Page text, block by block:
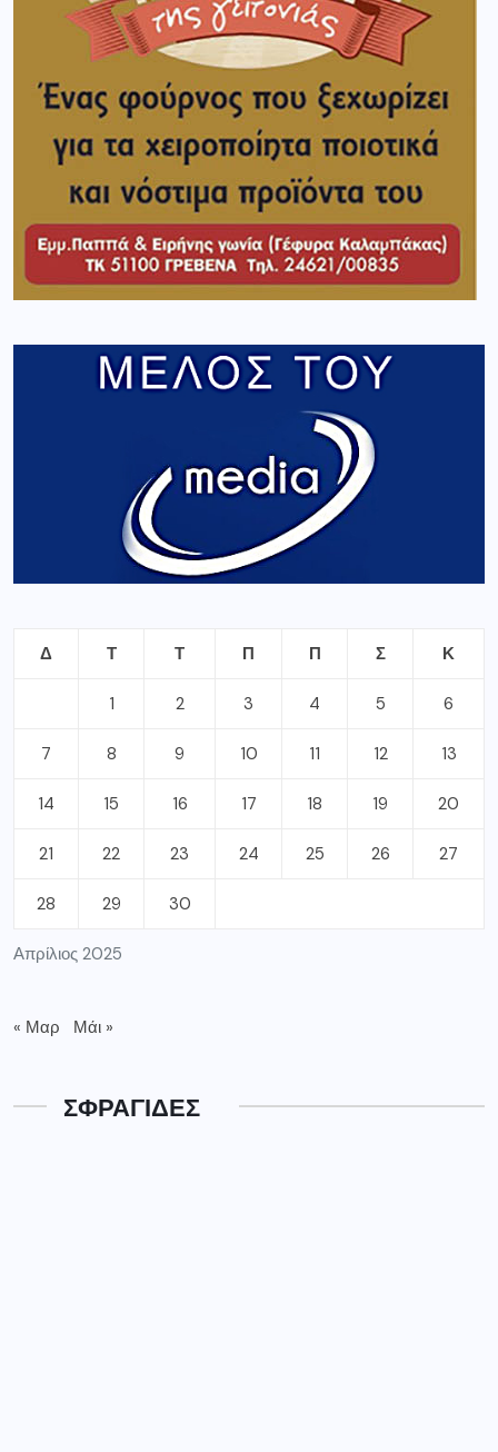
Απρίλιος 2025
Δ Τ Τ Π Π Σ Κ
1 2 3 4 5 6
7 8 9 10 11 12 13
14 15 16 17 18 19 20
21 22 23 24 25 26 27
28 29 30
« Μαρ Μάι »
ΣΦΡΑΓΙΔΕΣ